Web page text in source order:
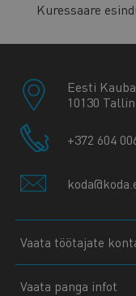
Kuressaare
Eesti
10130
+372 604
Vaata töötajate
Vaata panga infot